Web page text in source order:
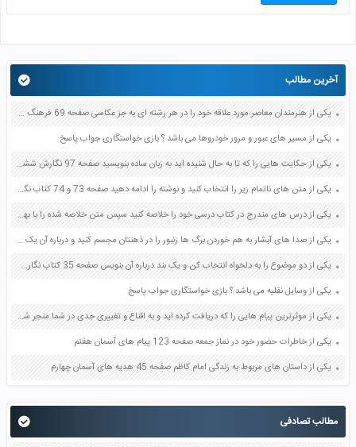
آخرین مطالب
یکی از هنرمندان معاصر مورد علاقه خود را در هر رشته ای به جز عکاسی صفحه 69 فرهنگ و هنر نهم
یکی از مسیر های عبور و مرور خودروها می باشد ؟ بازی خواستگاری جواب پاسخ
یکی از حکایت هایی را که تا به حال شنیده اید به زبان ساده بنویسید صفحه 97 نگارش ششم دبستان
یکی از متن های ناتمام زیر را انتخاب کنید و نوشته را ادامه دهید صفحه 73 و 74 کتاب نگارش فارسی پنجم دبستان
یکی از درس های مندرج در کتاب درسی خود را خلاصه کنید سپس متن خلاصه شده را با بهره گیری از روش های دسته بندی نمودار جدول نقشه مفهومی نشان دهید صفحه 118 نگارش یازدهم
یکی از صدا های آبشار به هم خوردن برگ ها زنبور را در ذهنتان مجسم کنید و درباره آن یک بند بنویسید صفحه 11 نگارش پنجم
یکی از دو موضوع را به دلخواه انتخاب کن و یک بند درباره آن بنویس صفحه 35 کتاب نگارش فارسی سوم
یکی از وسایل نقلیه می باشد ؟ بازی خواستگاری جواب پاسخ
یکی از موثرترین پیام هایی را که دریافت کرده اید و به اقناع و تغییری جدی در شما منجر شده است برسی کنید و علت این تاثیر گذاری قابل توجه را بنویسید صفحه 52 تفکر و سواد رسانه ای دهم
یکی از خاطرات حضور خود در نماز جمعه صفحه 123 پیام های آسمان هفتم
یکی از داستان های مربوط به زندگی امام کاظم صفحه 45 هدیه های آسمان چهارم
مطالب تصادفی